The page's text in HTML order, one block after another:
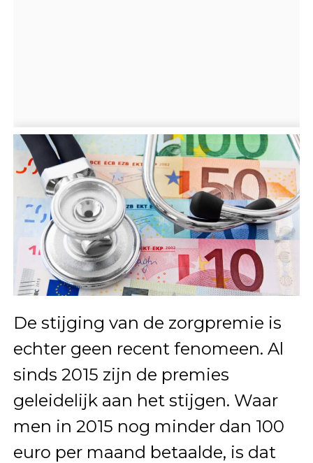
De stijging van de zorgpremie is
echter geen recent fenomeen. Al
sinds 2015 zijn de premies
geleidelijk aan het stijgen. Waar
men in 2015 nog minder dan 100
euro per maand betaalde, is dat